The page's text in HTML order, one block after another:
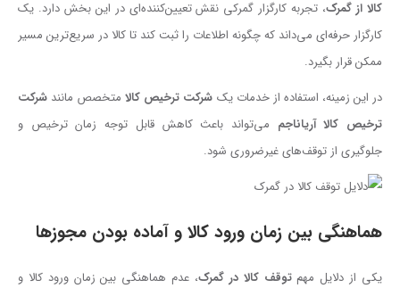
کالا از گمرک، تجربه کارگزار گمرکی نقش تعیین‌کننده‌ای در این بخش دارد. یک
کارگزار حرفه‌ای می‌داند که چگونه اطلاعات را ثبت کند تا کالا در سریع‌ترین مسیر
ممکن قرار بگیرد.
در این زمینه، استفاده از خدمات یک شرکت ترخیص کالامتخصص مانند شرکت
ترخیص کالا آریاناجم می‌تواند باعث کاهش قابل توجه زمان ترخیص و
جلوگیری از توقف‌های غیرضروری شود.
هماهنگی بین زمان ورود کالا و آماده بودن مجوزها
یکی از دلایل مهمتوقف کالا در گمرک، عدم هماهنگی بین زمان ورود کالا و